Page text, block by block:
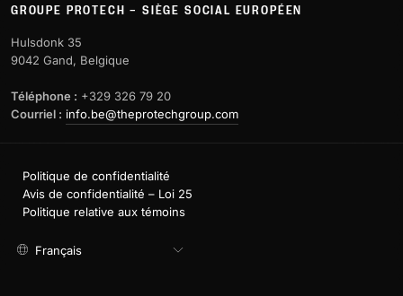
GROUPE PROTECH – SIÈGE SOCIAL EUROPÉEN
Hulsdonk 35
9042 Gand, Belgique
Téléphone : +329 326 79 20
Courriel : info.be@theprotechgroup.com
Politique de confidentialité
Avis de confidentialité – Loi 25
Politique relative aux témoins
Français